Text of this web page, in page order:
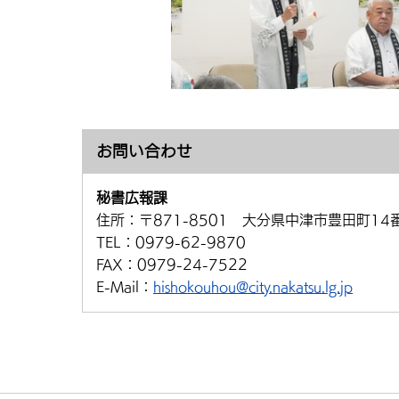
お問い合わせ
秘書広報課
住所： 〒871-8501 大分県中津市豊田町14
TEL： 0979-62-9870
FAX： 0979-24-7522
E-Mail： hishokouhou@city.nakatsu.lg.jp